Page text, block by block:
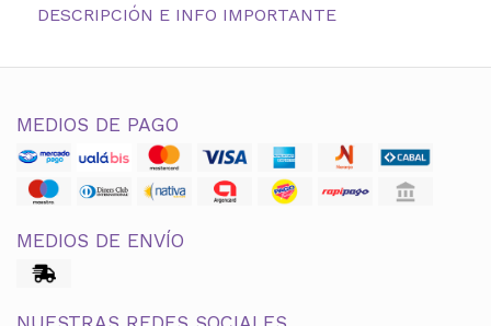
DESCRIPCIÓN E INFO IMPORTANTE
MEDIOS DE PAGO
MEDIOS DE ENVÍO